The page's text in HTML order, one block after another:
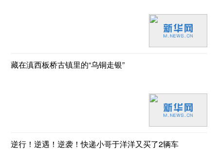
藏在滇西板桥古镇里的“乌铜走银”
逆行！逆遇！逆袭！快递小哥于洋洋又买了2辆车